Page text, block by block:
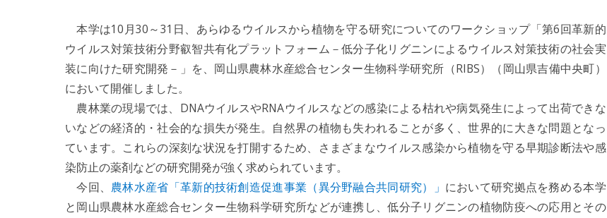
本学は10月30～31日、あらゆるウイルスから植物を守る研究についてのワークショップ「第6回革新的
ウイルス対策技術分野叡智共有化プラットフォーム－低分子化リグニンによるウイルス対策技術の社会実
装に向けた研究開発－」を、岡山県農林水産総合センター生物科学研究所（RIBS）（岡山県吉備中央町）
において開催しました。
農林業の現場では、DNAウイルスやRNAウイルスなどの感染による枯れや病気発生によって出荷できな
いなどの経済的・社会的な損失が発生。自然界の植物も失われることが多く、世界的に大きな問題となっ
ています。これらの深刻な状況を打開するため、さまざまなウイルス感染から植物を守る早期診断法や感
染防止の薬剤などの研究開発が強く求められています。
今回、 農林水産省「革新的技術創造促進事業（異分野融合共同研究）」 において研究拠点を務める本学
と岡山県農林水産総合センター生物科学研究所などが連携し、低分子リグニンの植物防疫への応用とその